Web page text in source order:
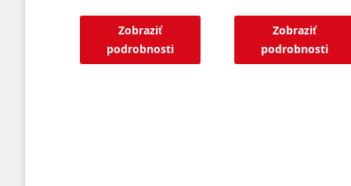
Zobraziť
podrobnosti
Zobraziť
podrobnosti